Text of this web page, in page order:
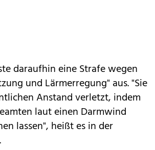
daraufhin eine Strafe wegen
und Lärmerregung" aus. "Sie
Anstand verletzt, indem
laut einen Darmwind
lassen", heißt es in der